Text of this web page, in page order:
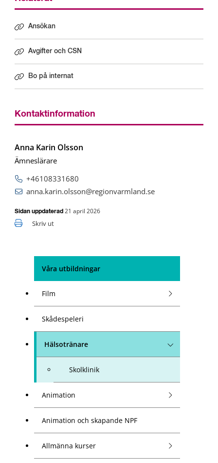
Våra utbildningar
Film
Skådespeleri
Hälsotränare
Skolklinik
Animation
Animation och skapande NPF
Allmänna kurser
Ansökan
Avgifter och CSN
Bo på internat
Kontaktinformation
Anna Karin Olsson
Ämneslärare
+46108331680
anna.karin.olsson@regionvarmland.se
Sidan uppdaterad 21 april 2026
Skriv ut